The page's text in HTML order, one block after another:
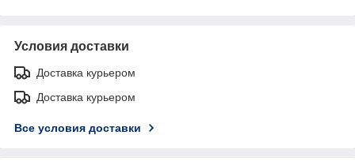
Условия доставки
Доставка курьером
Доставка курьером
Все условия доставки